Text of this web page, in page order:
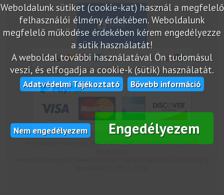
Weboldalunk sütiket (cookie-kat) használ a megfelelő
felhasználói élmény érdekében. Weboldalunk
megfelelő működése érdekében kérem engedélyezze
a sütik használatát!
A weboldal további használatával Ön tudomásul
veszi, és elfogadja a cookie-k (sütik) használatát.
Adatvédelmi Tájékoztató Bővebb információ
Nem engedélyezem Engedélyezem
Az oldalon feltüntetek árak bruttó árak. Az árváltoztatás jogát